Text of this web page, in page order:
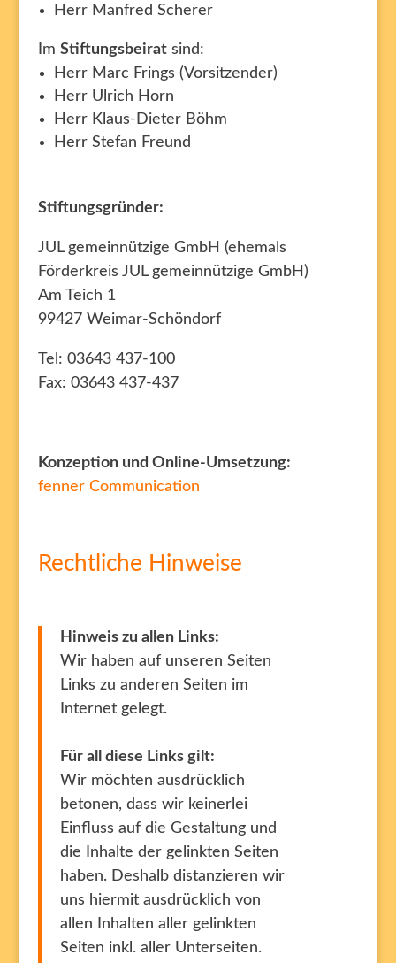
Herr Manfred Scherer
Im Stiftungsbeiratsind:
Herr Marc Frings (Vorsitzender)
Herr Ulrich Horn
Herr Klaus-Dieter Böhm
Herr Stefan Freund
Stiftungsgründer:
JUL gemeinnützige GmbH (ehemals
Förderkreis JUL gemeinnützige GmbH)
Am Teich 1
99427 Weimar-Schöndorf
Tel: 03643 437-100
Fax: 03643 437-437
Konzeption und Online-Umsetzung:
fenner Communication
Rechtliche Hinweise
Hinweis zu allen Links:
Wir haben auf unseren Seiten
Links zu anderen Seiten im
Internet gelegt.
Für all diese Links gilt:
Wir möchten ausdrücklich
betonen, dass wir keinerlei
Einfluss auf die Gestaltung und
die Inhalte der gelinkten Seiten
haben. Deshalb distanzieren wir
uns hiermit ausdrücklich von
allen Inhalten aller gelinkten
Seiten inkl. aller Unterseiten.